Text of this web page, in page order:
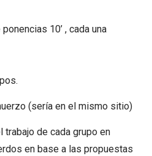
10’ , cada una
(sería en el mismo sitio)
trabajo de cada grupo en
en base a las propuestas